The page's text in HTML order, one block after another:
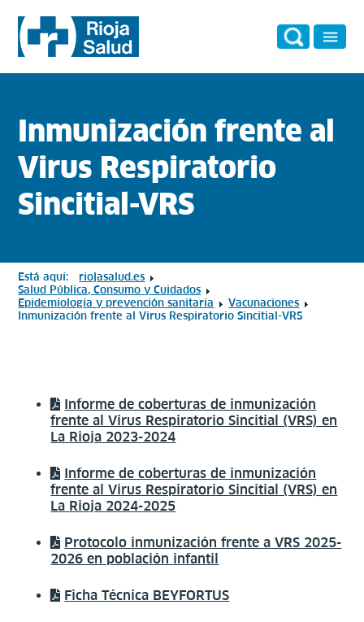
Inmunización frente al
Virus Respiratorio
Sincitial-VRS
Está aquí:
riojasalud.es
Salud Pública, Consumo y Cuidados
Epidemiología y prevención sanitaria
Vacunaciones
Inmunización frente al Virus Respiratorio Sincitial-VRS
Informe de coberturas de inmunización
frente al Virus Respiratorio Sincitial (VRS) en
La Rioja 2023-2024
Informe de coberturas de inmunización
frente al Virus Respiratorio Sincitial (VRS) en
La Rioja 2024-2025
Protocolo inmunización frente a VRS 2025-
2026 en población infantil
Ficha Técnica BEYFORTUS